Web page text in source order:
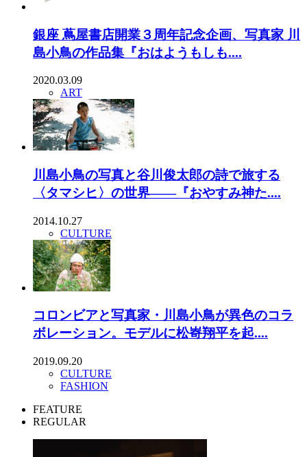
銀座 蔦屋書店開業３周年記念企画、写真家 川
島小鳥の作品集『おはようもしも....
2020.03.09
ART
川島小鳥の写真と谷川俊太郎の詩で旅する
〈タマシヒ〉の世界——『おやすみ神た....
2014.10.27
CULTURE
コロンビアと写真家・川島小鳥が異色のコラ
ボレーション。モデルに松㟢翔平を起....
2019.09.20
CULTURE
FASHION
FEATURE
REGULAR